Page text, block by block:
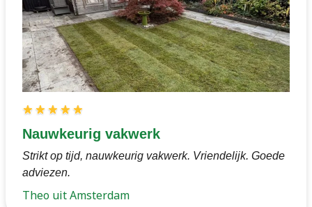
Nauwkeurig vakwerk
Strikt op tijd, nauwkeurig vakwerk. Vriendelijk. Goede
adviezen.
Theo uit Amsterdam